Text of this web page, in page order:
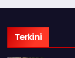
Terkini